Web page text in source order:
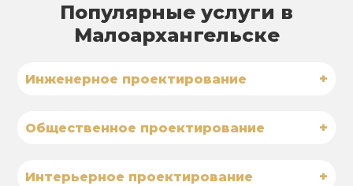
Популярные услуги в
Малоархангельске
Инженерное проектирование +
Общественное проектирование +
Интерьерное проектирование +